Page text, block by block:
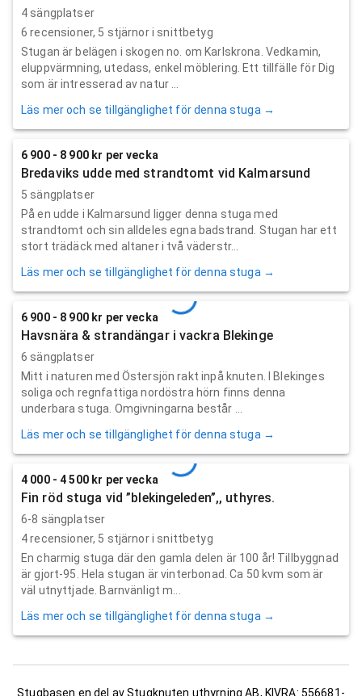
4 sängplatser
6 recensioner, 5 stjärnor i snittbetyg
Stugan är belägen i skogen no. om Karlskrona. Vedkamin,
eluppvärmning, utedass, enkel möblering. Ett tillfälle för Dig
som är intresserad av natur ...
Läs mer och se tillgänglighet för denna stuga →
6 900 - 8 900 kr per vecka
Bredaviks udde med strandtomt vid Kalmarsund
5 sängplatser
På en udde i Kalmarsund ligger denna stuga med
strandtomt och sin alldeles egna badstrand. Stugan har ett
stort trädäck med altaner i två väderstr...
Läs mer och se tillgänglighet för denna stuga →
6 900 - 8 900 kr per vecka
Havsnära & strandängar i vackra Blekinge
6 sängplatser
Mitt i naturen med Östersjön rakt inpå knuten. I Blekinges
soliga och regnfattiga nordöstra hörn finns denna
underbara stuga. Omgivningarna består ...
Läs mer och se tillgänglighet för denna stuga →
4 000 - 4 500 kr per vecka
Fin röd stuga vid ”blekingeleden”,, uthyres.
6-8 sängplatser
4recensioner, 5 stjärnor i snittbetyg
En charmig stuga där den gamla delen är 100 år! Tillbyggnad
är gjort-95. Hela stugan är vinterbonad. Ca 50 kvm som är
väl utnyttjade. Barnvänligt m...
Läs mer och se tillgänglighet för denna stuga →
Stugbasen en del av Stugknuten uthyrning AB, KIVRA: 556681-